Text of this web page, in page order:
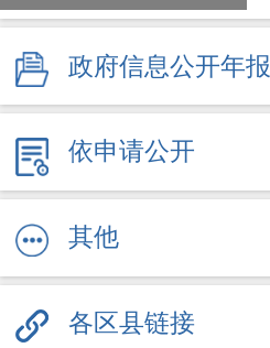
政府信息公开年报
依申请公开
其他
各区县链接